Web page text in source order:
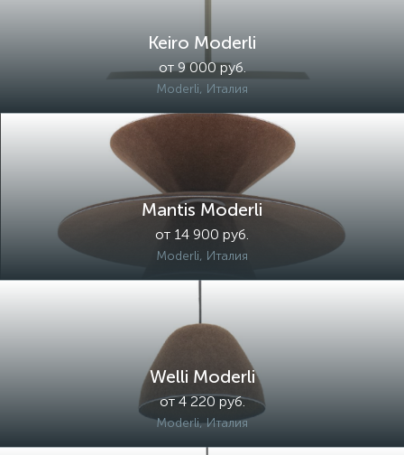
Keiro Moderli
от 9 000 руб.
Moderli, Италия
Mantis Moderli
от 14 900 руб.
Moderli, Италия
Welli Moderli
от 4 220 руб.
Moderli, Италия